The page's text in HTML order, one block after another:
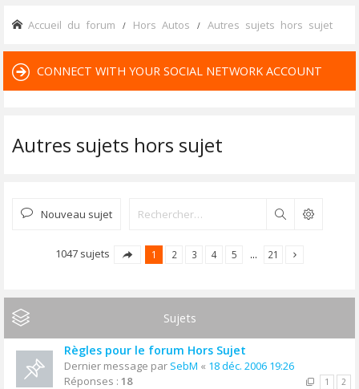
Accueil du forum Hors Autos Autres sujets hors sujet
CONNECT WITH YOUR SOCIAL NETWORK ACCOUNT
Autres sujets hors sujet
Nouveau sujet Rechercher
1047 sujets 1 2 3 4 5 … 21
Sujets
Règles pour le forum Hors Sujet
Dernier message par SebM « 18 déc. 2006 19:26
Réponses : 18 1 2